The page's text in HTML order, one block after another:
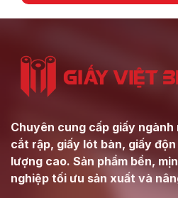
Chuyên cung cấp giấy ngành
cắt rập, giấy lót bàn, giấy
lượng cao. Sản phẩm bền,
nghiệp tối ưu sản xuất và